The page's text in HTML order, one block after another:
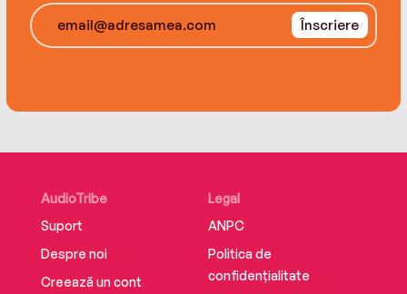
Înscriere
AudioTribe
Suport
Despre noi
Creează un cont
Legal
ANPC
Politica de
confidențialitate